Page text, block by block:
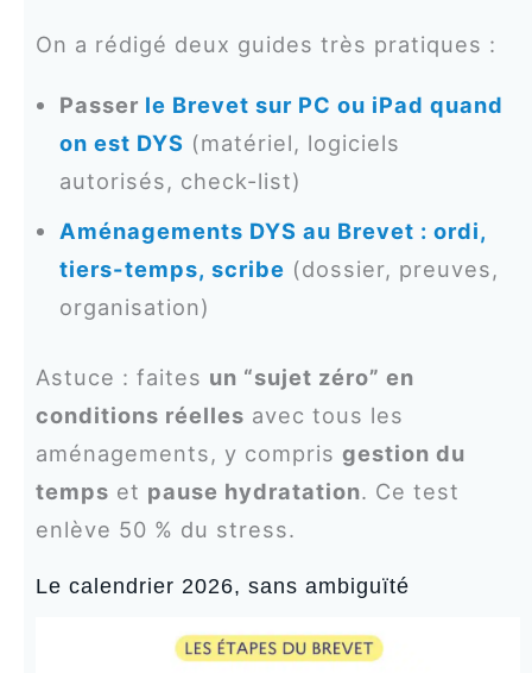
On a rédigé deux guides très pratiques :
Passer le Brevet sur PC ou iPad quand
on est DYS (matériel, logiciels
autorisés, check-list)
Aménagements DYS au Brevet : ordi,
tiers-temps, scribe (dossier, preuves,
organisation)
Astuce : faites un “sujet zéro” en
conditions réelles avec tous les
aménagements, y compris gestion du
temps et pause hydratation. Ce test
enlève 50 % du stress.
Le calendrier 2026, sans ambiguïté